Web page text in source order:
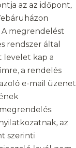
az az időpont,
megrendelést
rendszer által
levelet kap a
a rendelés
e-mail üzenet
az
szerinti